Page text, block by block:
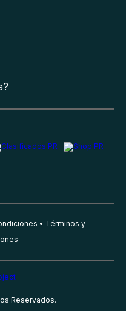
Términos y
Reservados.